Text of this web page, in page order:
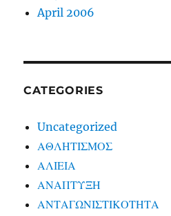
April 2006
CATEGORIES
Uncategorized
ΑΘΛΗΤΙΣΜΟΣ
ΑΛΙΕΙΑ
ΑΝΑΠΤΥΞΗ
ΑΝΤΑΓΩΝΙΣΤΙΚΟΤΗΤΑ